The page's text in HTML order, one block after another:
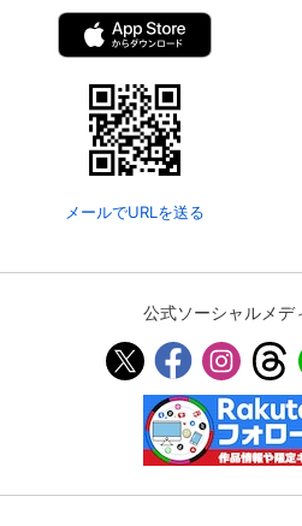
メールでURLを送る
公式ソーシャルメデ